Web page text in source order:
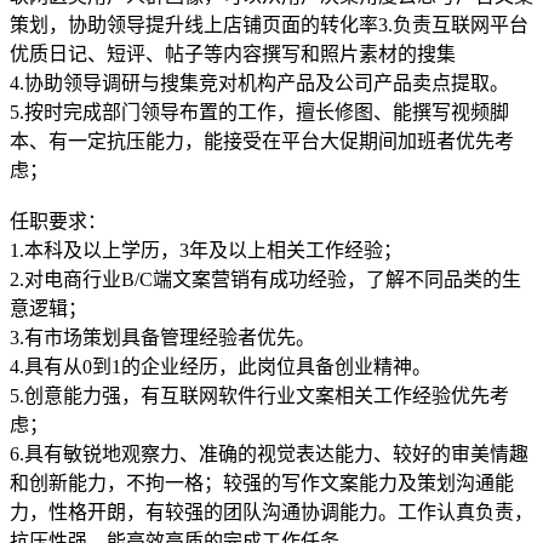
策划，协助领导提升线上店铺页面的转化率3.负责互联网平台
优质日记、短评、帖子等内容撰写和照片素材的搜集
4.协助领导调研与搜集竞对机构产品及公司产品卖点提取。
5.按时完成部门领导布置的工作，擅长修图、能撰写视频脚
本、有一定抗压能力，能接受在平台大促期间加班者优先考
虑；
任职要求：
1.本科及以上学历，3年及以上相关工作经验；
2.对电商行业B/C端文案营销有成功经验，了解不同品类的生
意逻辑；
3.有市场策划具备管理经验者优先。
4.具有从0到1的企业经历，此岗位具备创业精神。
5.创意能力强，有互联网软件行业文案相关工作经验优先考
虑；
6.具有敏锐地观察力、准确的视觉表达能力、较好的审美情趣
和创新能力，不拘一格；较强的写作文案能力及策划沟通能
力，性格开朗，有较强的团队沟通协调能力。工作认真负责，